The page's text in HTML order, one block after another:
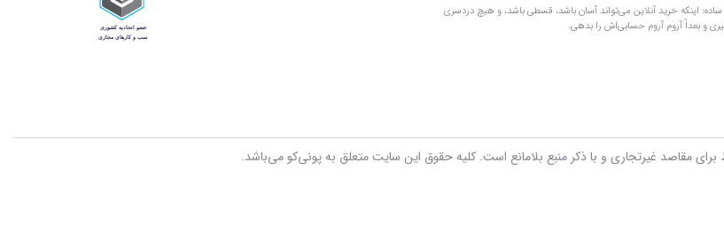
با یک ایده ساده: اینکه خرید آنلاین می‌تواند آسان باشد، قسطی باشد، و هیچ دردسری
برای مقاصد غیرتجاری و با ذکر منبع بلامانع است. کلیه حقوق این سایت متعلق به پونی‌کو می‌باشد.